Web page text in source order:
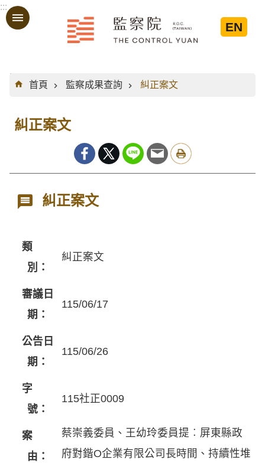
跳到主要內容區塊
:::
EN
:::
首頁
監察成果查詢 糾正案文
糾正案文
糾正案文
類
別：
糾正案文
審議日
期：
115/06/17
公告日
期：
115/06/26
字
號：
115社正0009
案
由：
蔡崇義委員、王幼玲委員提︰屏東縣政
府對鍇O企業有限公司長時間、持續性堆